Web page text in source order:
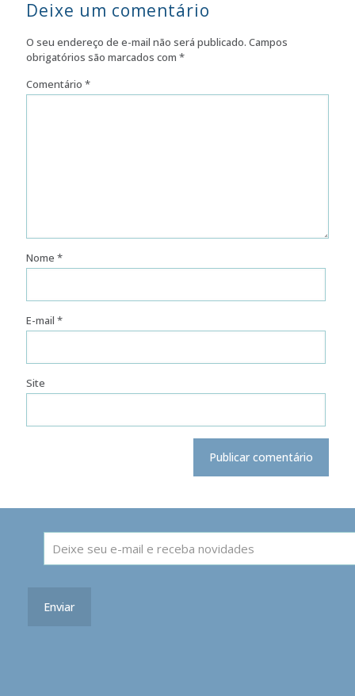
Deixe um comentário
O seu endereço de e-mail não será publicado. Campos
obrigatórios são marcados com *
Comentário *
Nome *
E-mail *
Site